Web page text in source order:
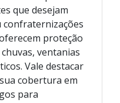
que desejam
confraternizações
proteção
ventanias
Vale destacar
cobertura em
para